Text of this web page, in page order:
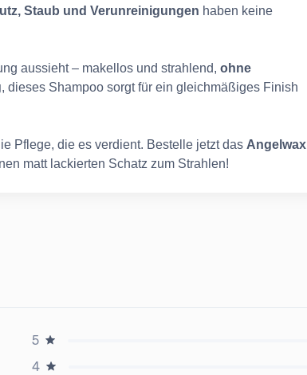
Staub und Verunreinigungen haben keine
aussieht – makellos und strahlend, ohne
, dieses Shampoo sorgt für ein gleichmäßiges Finish
Pflege, die es verdient. Bestelle jetzt das Angelwax
matt lackierten Schatz zum Strahlen!
5
4